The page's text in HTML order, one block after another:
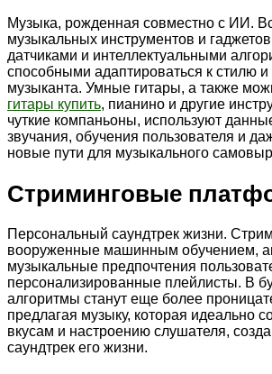
Музыка, рожденная совместно с ИИ.
музыкальных инструментов и
датчиками и интеллектуальными
способными адаптироваться к стилю и
музыканта. Умные гитары, а также
гитары купить, пианино и другие
чуткие компаньоны, используют
звучания, обучения пользователя и
новые пути для музыкального
Стриминговые
Персональный саундтрек жизни.
вооруженные машинным обучением,
музыкальные предпочтения
персонализированные плейлисты. В
алгоритмы станут еще более
предлагая музыку, которая идеально
вкусам и настроению слушателя,
саундтрек его жизни.